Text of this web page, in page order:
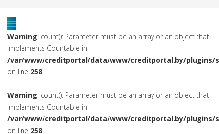
Warning: count(): Parameter must be an array or an object that
implements Countable in
/var/www/creditportal/data/www/creditportal.by/plugins/
on line 258
Warning: count(): Parameter must be an array or an object that
implements Countable in
/var/www/creditportal/data/www/creditportal.by/plugins/
on line 258